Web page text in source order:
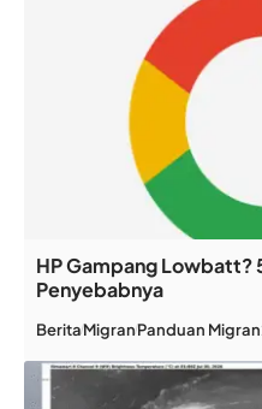
HP Gampang Lowbatt?
Penyebabnya
BeritaMigranPanduan Migran